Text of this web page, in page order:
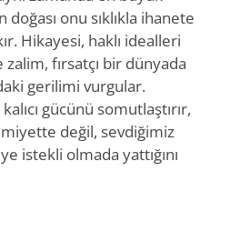
doğası onu sıklıkla ihanete
Hikayesi, haklı idealleri
fırsatçı bir dünyada
gerilimi vurgular.
gücünü somutlaştırır,
değil, sevdiğimiz
istekli olmada yattığını